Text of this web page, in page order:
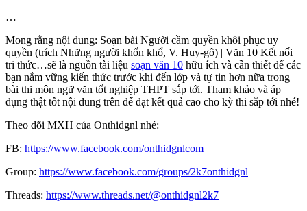
…
Mong rằng nội dung: Soạn bài Người cầm quyền khôi phục uy
quyền (trích Những người khốn khổ, V. Huy-gô) | Văn 10 Kết nối
tri thức…sẽ là nguồn tài liệu soạn văn 10 hữu ích và cần thiết để các
bạn nắm vững kiến thức trước khi đến lớp và tự tin hơn nữa trong
bài thi môn ngữ văn tốt nghiệp THPT sắp tới. Tham khảo và áp
dụng thật tốt nội dung trên để đạt kết quả cao cho kỳ thi sắp tới nhé!
Theo dõi MXH của Onthidgnl nhé:
FB: https://www.facebook.com/onthidgnlcom
Group: https://www.facebook.com/groups/2k7onthidgnl
Threads: https://www.threads.net/@onthidgnl2k7